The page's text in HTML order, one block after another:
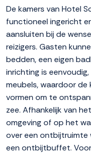
De kamers van Hotel
functioneel ingericht
aansluiten bij de
reizigers. Gasten
bedden, een eigen
inrichting is
meubels, waardoor de
vormen om te
zee. Afhankelijk van
omgeving of op het
over een ontbijtruimte
een ontbijtbuffet.